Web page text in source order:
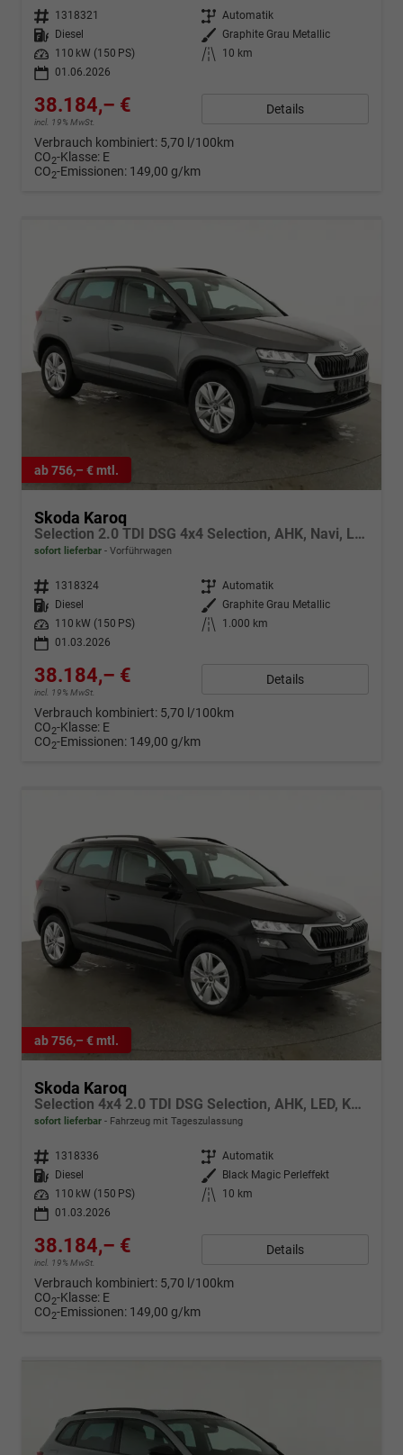
Fahrzeugnr. 1318321 Getriebe Automatik
Kraftstoff
Diesel Außenfarbe
Graphite Grau Metallic
Leistung
110 kW (150 PS) Kilometerstand
10 km
01.06.2026
38.184,– €
incl. 19% MwSt.
Details
Verbrauch kombiniert: 5,70 l/100km
CO2-Klasse: E
CO2-Emissionen: 149,00 g/km
ab 756,– € mtl.
Skoda Karoq
Selection 2.0 TDI DSG 4x4 Selection, AHK, Navi, LED, Kamera, Winter, el. Klappe, 4 J.-Garantie
sofort lieferbar Vorführwagen
Fahrzeugnr. 1318324 Getriebe Automatik
Kraftstoff
Diesel Außenfarbe
Graphite Grau Metallic
Leistung
110 kW (150 PS) Kilometerstand
1.000 km
01.03.2026
38.184,– €
incl. 19% MwSt.
Details
Verbrauch kombiniert: 5,70 l/100km
CO2-Klasse: E
CO2-Emissionen: 149,00 g/km
ab 756,– € mtl.
Skoda Karoq
Selection 4x4 2.0 TDI DSG Selection, AHK, LED, Kamera, Winter, el. Klappe, 4 J.-Garantie
sofort lieferbar Fahrzeug mit Tageszulassung
Fahrzeugnr. 1318336 Getriebe Automatik
Kraftstoff
Diesel Außenfarbe
Black Magic Perleffekt
Leistung
110 kW (150 PS) Kilometerstand
10 km
01.03.2026
38.184,– €
incl. 19% MwSt.
Details
Verbrauch kombiniert: 5,70 l/100km
CO2-Klasse: E
CO2-Emissionen: 149,00 g/km